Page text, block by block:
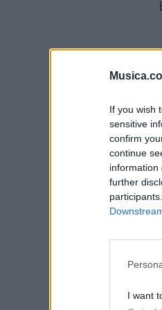
If you wish
sensitive
confirm
continue
information
further
I want